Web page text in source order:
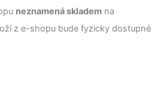
neznamená skladem na
z e-shopu bude fyzicky dostupné